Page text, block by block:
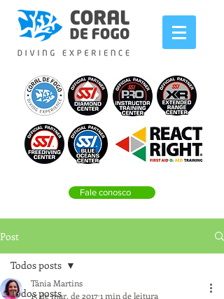
Fale conosco
Post
Todos posts
Todos posts
Tânia Martins
15 de mar. de 20171 min de leitura